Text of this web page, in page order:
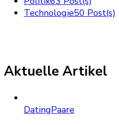
Technologie50 Post(s)
Aktuelle Artikel
DatingPaare